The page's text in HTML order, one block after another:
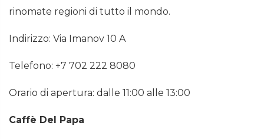
rinomate regioni di tutto il mondo.
Indirizzo: Via Imanov 10 A
Telefono: +7 702 222 8080
Orario di apertura: dalle 11:00 alle 13:00
Caffè Del Papa